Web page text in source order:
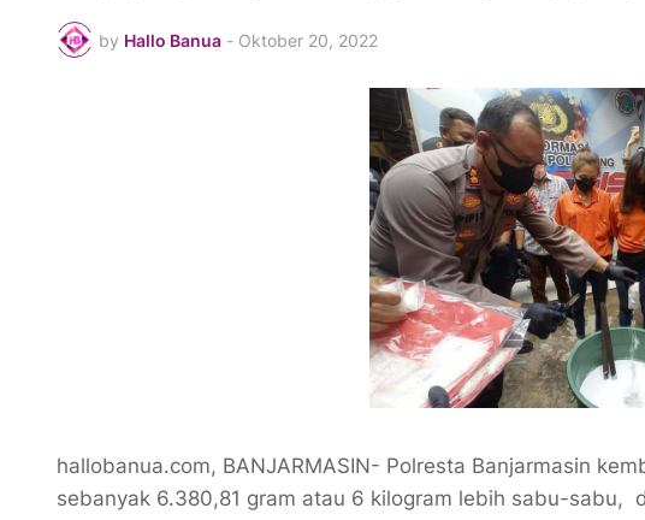
by Hallo Banua - Oktober 20, 2022
hallobanua.com, BANJARMASIN- Polresta Banjarmasin
sebanyak 6.380,81 gram atau 6 kilogram lebih sabu-sabu,